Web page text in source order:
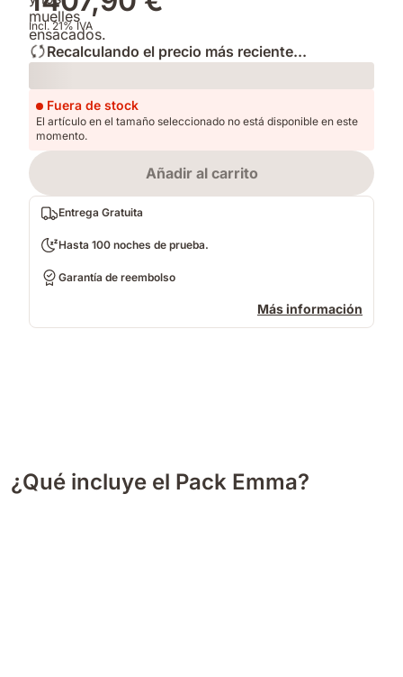
Año
2025".
Edredón
de
Primavera
y
Incl. 21% IVA
Recalculando el precio más reciente...
Loading
Fuera de stock
El artículo en el tamaño seleccionado no está disponible en este
momento.
Añadir al carrito
Entrega Gratuita
Hasta 100 noches de prueba.
Garantía de reembolso
Más información
¿Qué incluye el Pack Emma?